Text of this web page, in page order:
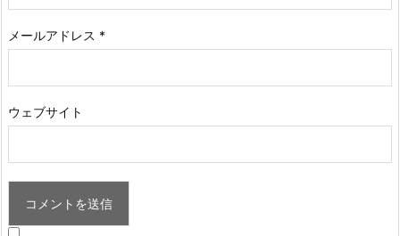
メールアドレス *
ウェブサイト